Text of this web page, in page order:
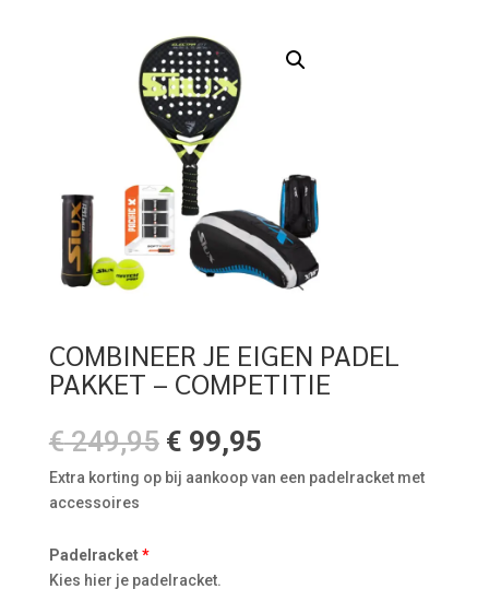
COMBINEER JE EIGEN PADEL
PAKKET – COMPETITIE
€249,95 € 99,95
Extra korting op bij aankoop van een padelracket met
accessoires
Padelracket
Kies hier je padelracket.